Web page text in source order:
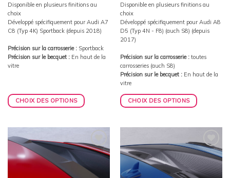
Disponible en plusieurs finitions au
choix
Développé spécifiquement pour Audi A7
C8 (Typ 4K) Sportback (depuis 2018)
Précision sur la carrosserie :Sportback
Précision sur le becquet :En haut de la
vitre
CHOIX DES OPTIONS
Disponible en plusieurs finitions au
choix
Développé spécifiquement pour Audi A8
D5 (Typ 4N - F8) (auch S8) (depuis
2017)
Précision sur la carrosserie :toutes
carrosseries (auch S8)
Précision sur le becquet :En haut de la
vitre
CHOIX DES OPTIONS
Ajouter
wishlist
Ajouter
à la
wishlist